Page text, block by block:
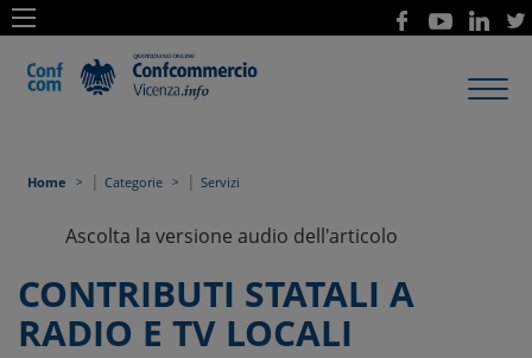
Home | Categorie | Servizi
Ascolta la versione audio dell'articolo
CONTRIBUTI STATALI A
RADIO E TV LOCALI